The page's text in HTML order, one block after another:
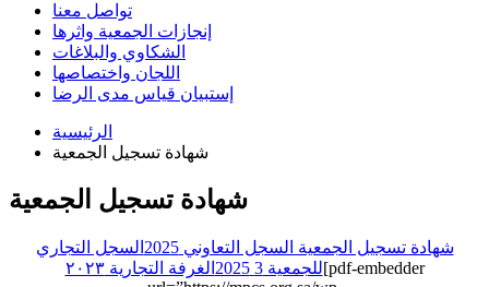
تواصل معنا
إنجازات الجمعية واثرها
الشكاوي والبلاغات
اللجان واختصاصها
إستبيان قياس مدى الرضا
الرئيسية
شهادة تسجيل الجمعية
شهادة تسجيل الجمعية
شهادة تسجيل الجمعية السجل التعاوني 2025
السجل التجاري
للجمعية 3 2025
الغرفة التجارية ٢٠٢٣
[pdf-embedder